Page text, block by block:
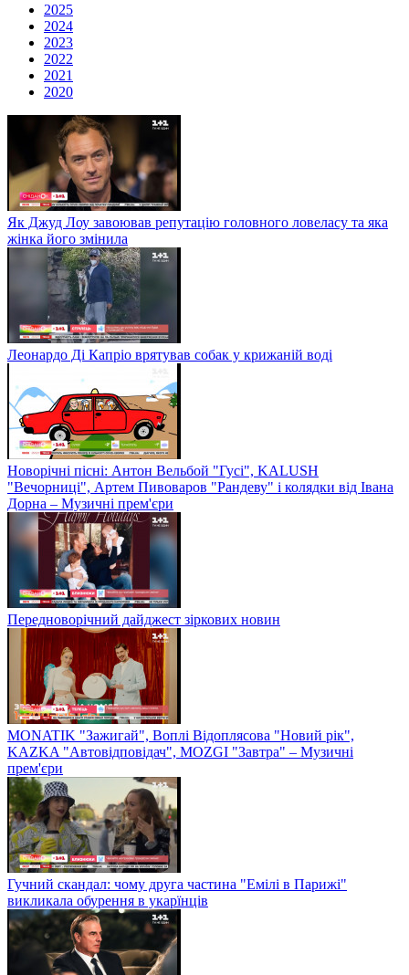
2025
2024
2023
2022
2021
2020
Як Джуд Лоу завоював репутацію головного ловеласу та яка
жінка його змінила
Леонардо Ді Капріо врятував собак у крижаній воді
Новорічні пісні: Антон Вельбой "Гусі", KALUSH
"Вечорниці", Артем Пивоваров "Рандеву" і колядки від Івана
Дорна – Музичні прем'єри
Передноворічний дайджест зіркових новин
MONATIK "Зажигай", Воплі Відоплясова "Новий рік",
KAZKA "Автовідповідач", MOZGI "Завтра" – Музичні
прем'єри
Гучний скандал: чому друга частина "Емілі в Парижі"
викликала обурення в укарїнців